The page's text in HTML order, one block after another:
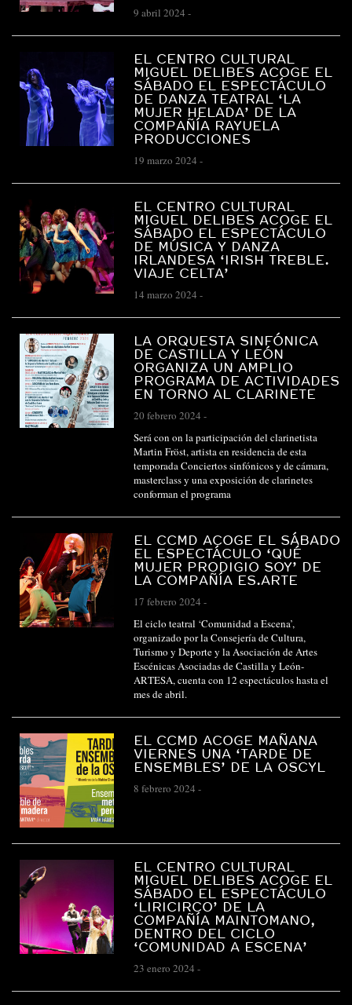
9 abril 2024 -
EL CENTRO CULTURAL
MIGUEL DELIBES ACOGE EL
SÁBADO EL ESPECTÁCULO
DE DANZA TEATRAL ‘LA
MUJER HELADA’ DE LA
COMPAÑÍA RAYUELA
PRODUCCIONES
19 marzo 2024 -
EL CENTRO CULTURAL
MIGUEL DELIBES ACOGE EL
SÁBADO EL ESPECTÁCULO
DE MÚSICA Y DANZA
IRLANDESA ‘IRISH TREBLE.
VIAJE CELTA’
14 marzo 2024 -
LA ORQUESTA SINFÓNICA
DE CASTILLA Y LEÓN
ORGANIZA UN AMPLIO
PROGRAMA DE ACTIVIDADES
EN TORNO AL CLARINETE
20 febrero 2024 -
Será con on la participación del clarinetista
Martin Fröst, artista en residencia de esta
temporada Conciertos sinfónicos y de cámara,
masterclass y una exposición de clarinetes
conforman el programa
EL CCMD ACOGE EL SÁBADO
EL ESPECTÁCULO ‘QUÉ
MUJER PRODIGIO SOY’ DE
LA COMPAÑÍA ES.ARTE
17 febrero 2024 -
El ciclo teatral ‘Comunidad a Escena’,
organizado por la Consejería de Cultura,
Turismo y Deporte y la Asociación de Artes
Escénicas Asociadas de Castilla y León-
ARTESA, cuenta con 12 espectáculos hasta el
mes de abril.
EL CCMD ACOGE MAÑANA
VIERNES UNA ‘TARDE DE
ENSEMBLES’ DE LA OSCYL
8 febrero 2024 -
EL CENTRO CULTURAL
MIGUEL DELIBES ACOGE EL
SÁBADO EL ESPECTÁCULO
‘LIRICIRCO’ DE LA
COMPAÑÍA MAINTOMANO,
DENTRO DEL CICLO
‘COMUNIDAD A ESCENA’
23 enero 2024 -